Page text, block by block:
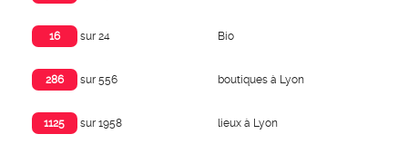
16 sur 24 Bio
286 sur 556 boutiques à Lyon
1125 sur 1958 lieux à Lyon